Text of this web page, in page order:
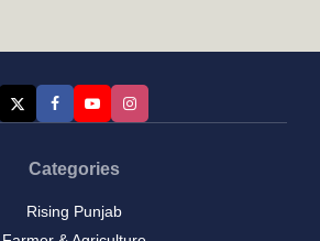
Categories
Rising Punjab